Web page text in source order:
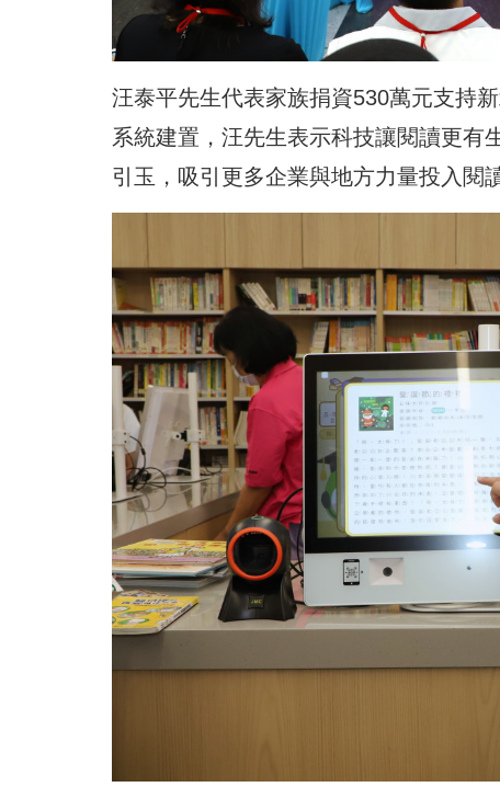
汪泰平先生代表家族捐資530萬元支持
系統建置，汪先生表示科技讓閱讀更有
引玉，吸引更多企業與地方力量投入閱